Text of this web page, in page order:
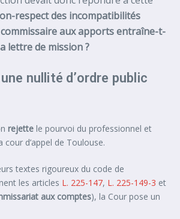
respect des incompatibilités
aux apports entraîne-t-
lettre de mission ?
nullité d’ordre public
rejette le pourvoi du professionnel et
cour d’appel de Toulouse.
textes rigoureux du code de
les articles L. 225-147, L. 225-149-3 et
aux comptes), la Cour pose un